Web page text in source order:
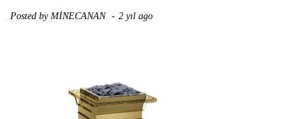
Posted by MİNECANAN 2 yıl ago